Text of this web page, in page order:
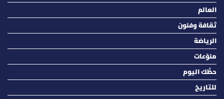
العالم
ثقافة وفنون
الرياضة
منوّعات
حظّك اليوم
للتاريخ